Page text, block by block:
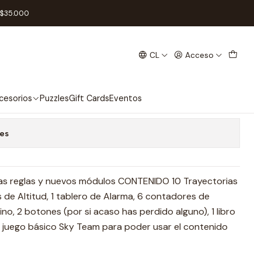
CL Acceso
PuzzlesGift CardsEventos
- Español
reglas y nuevos módulos CONTENIDO 10 Trayectorias
Altitud, 1 tablero de Alarma, 6 contadores de
2 botones (por si acaso has perdido alguno), 1 libro
básico Sky Team para poder usar el contenido